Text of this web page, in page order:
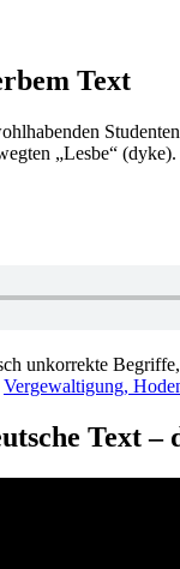
Text
„Lesbe“
unkorrekte
Vergewaltigung,
Text –